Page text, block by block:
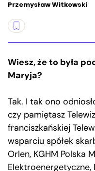
Przemysław Witkowski
Wiesz, że to była
Maryja?
Tak. I tak ono
czy pamiętasz
franciszkańskiej
wsparciu spółek
Orlen, KGHM Polska
Elektroenergetyczne,